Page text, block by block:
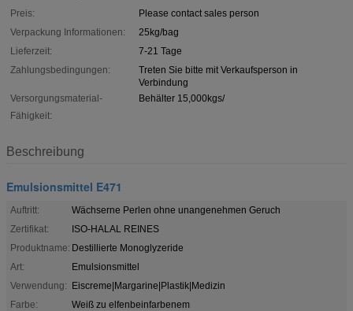
Preis:
Please contact sales person
Verpackung Informationen:
25kg/bag
Lieferzeit:
7-21 Tage
Zahlungsbedingungen:
Treten Sie bitte mit Verkaufsperson in
Verbindung
Versorgungsmaterial-
Fähigkeit:
Behälter 15,000kgs/
Beschreibung
Emulsionsmittel E471
Auftritt:
Wächserne Perlen ohne unangenehmen Geruch
Zertifikat:
ISO-HALAL REINES
Produktname: Destillierte Monoglyzeride
Art:
Emulsionsmittel
Verwendung: Eiscreme|Margarine|Plastik|Medizin
Farbe:
Weiß zu elfenbeinfarbenem